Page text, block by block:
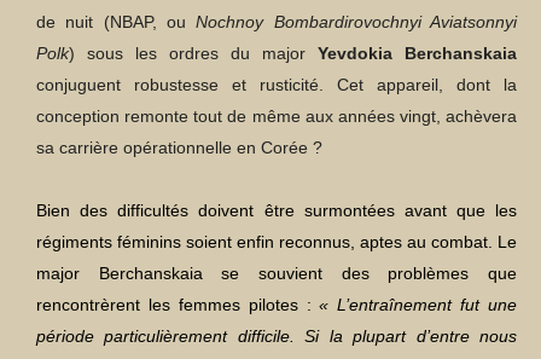
de nuit (NBAP, ouNochnoy Bombardirovochnyi Aviatsonnyi
Polk) sous les ordres du major Yevdokia Berchanskaia
conjuguent robustesse et rusticité. Cet appareil, dont la
conception remonte tout de même aux années vingt, achèvera
sa carrière opérationnelle en Corée ?
Bien des difficultés doivent être surmontées avant que les
régiments féminins soient enfin reconnus, aptes au combat. Le
major Berchanskaia se souvient des problèmes que
rencontrèrent les femmes pilotes :« L’entraînement fut une
période particulièrement difficile. Si la plupart d’entre nous